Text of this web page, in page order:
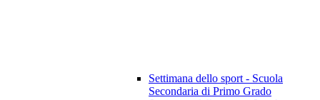
Settimana dello sport - Scuola
Secondaria di Primo Grado